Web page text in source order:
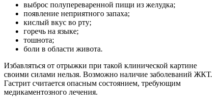
выброс полупереваренной пищи из желудка;
появление неприятного запаха;
кислый вкус во рту;
горечь на языке;
тошнота;
боли в области живота.
Избавляться от отрыжки при такой клинической картине
своими силами нельзя. Возможно наличие заболеваний ЖКТ.
Гастрит считается опасным состоянием, требующим
медикаментозного лечения.